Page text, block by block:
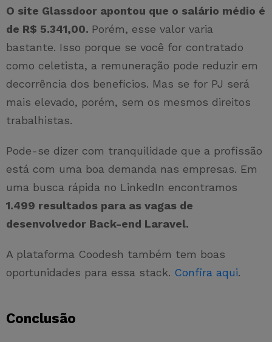
O site Glassdoor apontou que o salário médio é
de R$ 5.341,00. Porém, esse valor varia
bastante. Isso porque se você for contratado
como celetista, a remuneração pode reduzir em
decorrência dos benefícios. Mas se for PJ será
mais elevado, porém, sem os mesmos direitos
trabalhistas.
Pode-se dizer com tranquilidade que a profissão
está com uma boa demanda nas empresas. Em
uma busca rápida no LinkedIn encontramos
1.499 resultados para as vagas de
desenvolvedor Back-end Laravel.
A plataforma Coodesh também tem boas
oportunidades para essa stack. Confira aqui.
Conclusão